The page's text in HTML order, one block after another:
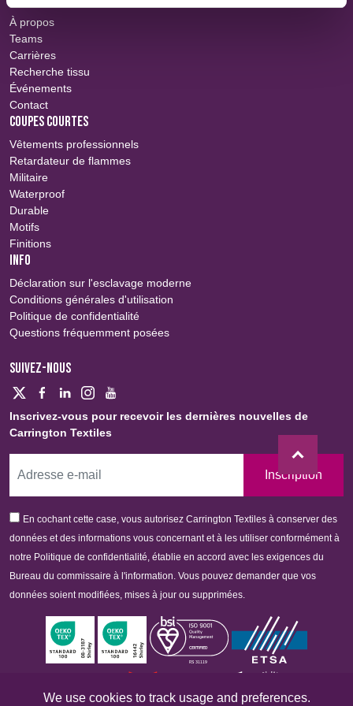
We use cookies to track usage and preferences.
À propos
Teams
Carrières
Recherche tissu
Événements
Contact
COUPES COURTES
Vêtements professionnels
Retardateur de flammes
Militaire
Waterproof
Durable
Motifs
Finitions
INFO
Déclaration sur l'esclavage moderne
Conditions générales d'utilisation
Politique de confidentialité
Questions fréquemment posées
SUIVEZ-NOUS
Inscrivez-vous pour recevoir les dernières nouvelles de
Carrington Textiles
Inscription
En cochant cette case, vous autorisez Carrington Textiles à conserver des
données et des informations vous concernant et à les utiliser conformément à
notre Politique de confidentialité, établie en accord avec les exigences du
Bureau du commissaire à l'information. Vous pouvez demander que vos
données soient modifiées, mises à jour ou supprimées.